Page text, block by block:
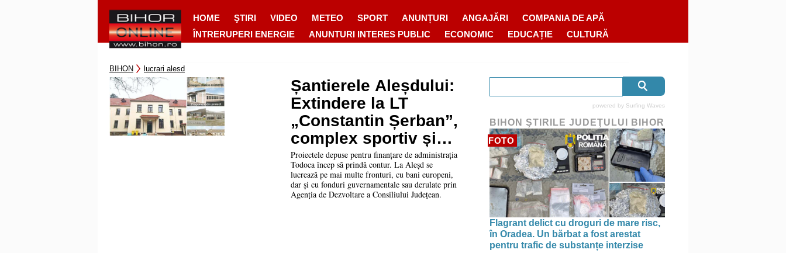
HOME ŞTIRI VIDEO METEO SPORT ANUNȚURI ANGAJĂRI
COMPANIA DE APĂ
ÎNTRERUPERI ENERGIE
ANUNTURI INTERES PUBLIC ECONOMIC EDUCAȚIE CULTURĂ
BIHON lucrari alesd
Șantierele Aleșdului:
Extindere la LT
„Constantin Șerban”,
complex sportiv și
eficientizare
energetică la spital
Proiectele depuse pentru finanțare de administrația
Todoca încep să prindă contur. La Aleșd se
lucrează pe mai multe fronturi, cu bani europeni,
dar și cu fonduri guvernamentale sau derulate prin
Agenția de Dezvoltare a Consiliului Județean.
powered by Surfing Waves
BIHON ŞTIRILE JUDEŢULUI BIHOR
FOTO
Flagrant delict cu droguri de mare risc,
în Oradea. Un bărbat a fost arestat
pentru trafic de substanțe interzise